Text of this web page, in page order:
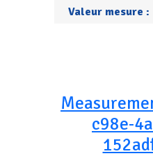
Valeur mesure :
c98e-